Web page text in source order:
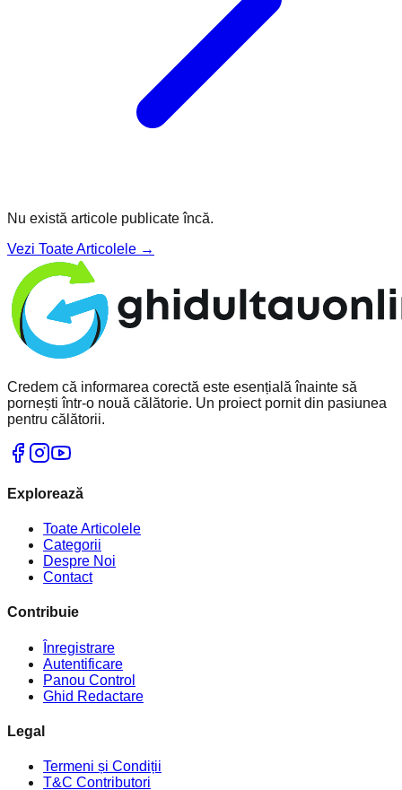
Nu există articole publicate încă.
Vezi Toate Articolele →
Credem că informarea corectă este esențială înainte să
pornești într-o nouă călătorie. Un proiect pornit din pasiunea
pentru călătorii.
Explorează
Toate Articolele
Categorii
Despre Noi
Contact
Contribuie
Înregistrare
Autentificare
Panou Control
Ghid Redactare
Legal
Termeni și Condiții
T&C Contributori